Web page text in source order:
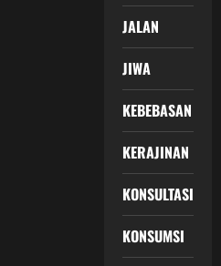
JALAN
JIWA
KEBEBASAN
KERAJINAN
KONSULTASI
KONSUMSI